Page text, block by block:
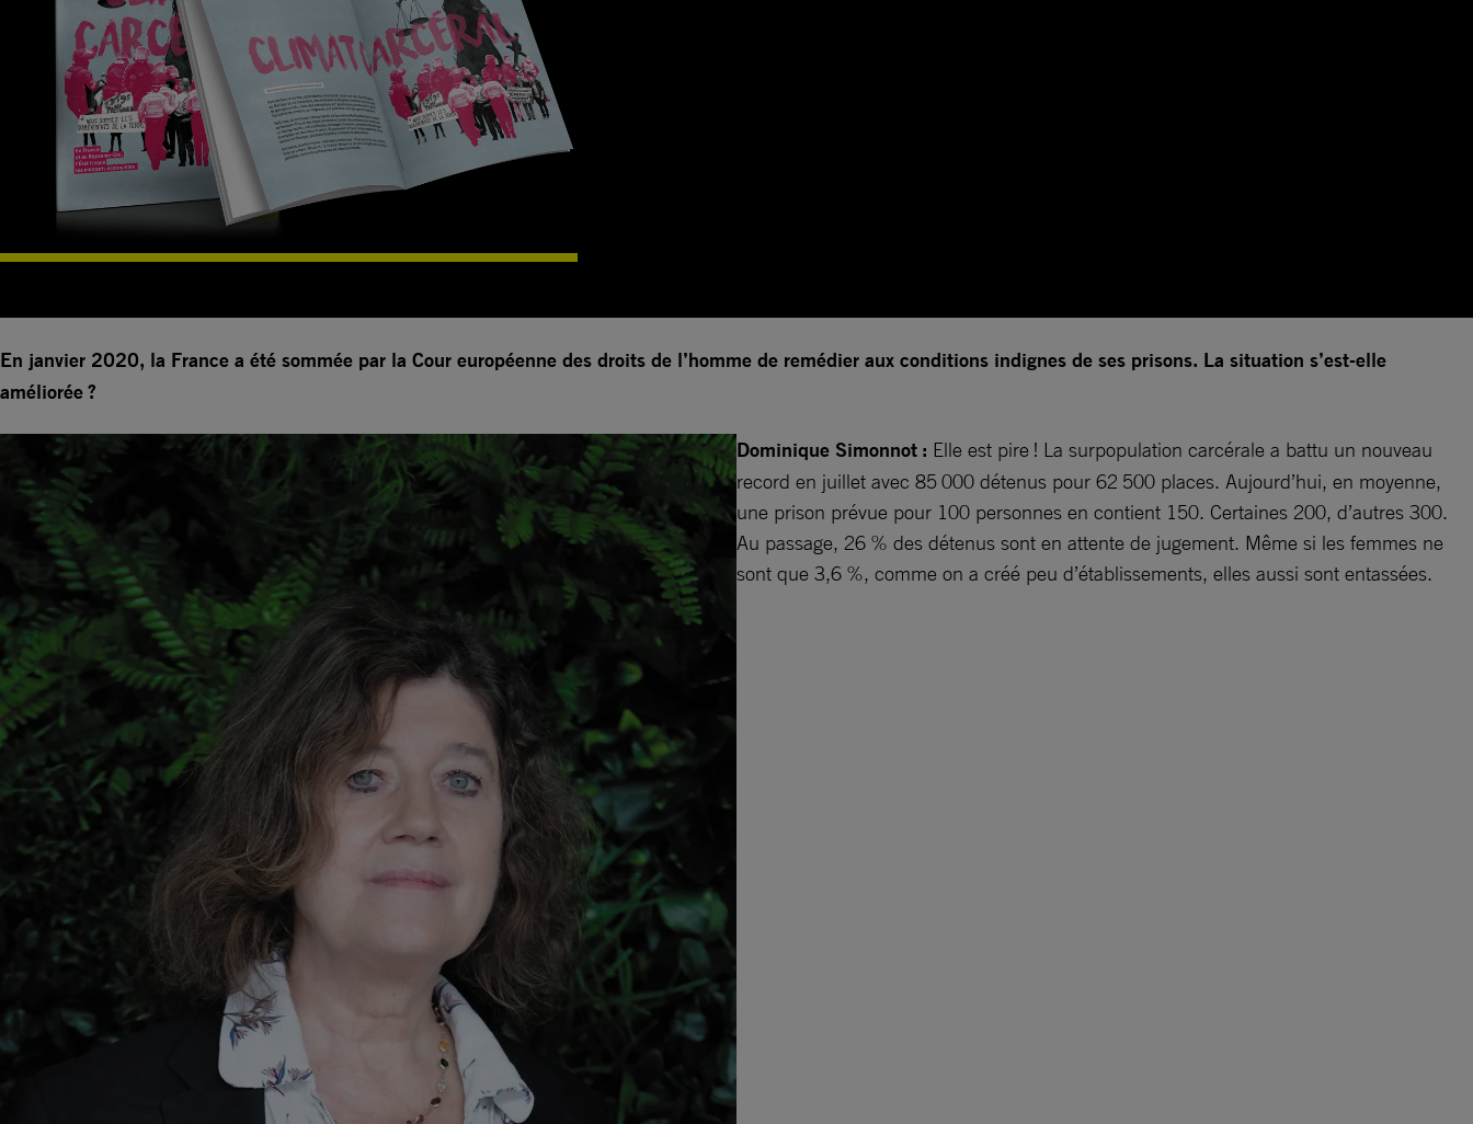
En janvier 2020, la France a été sommée par la Cour européenne des droits de l’homme de remédier aux conditions indignes de ses prisons. La situation s’est-elle
améliorée ?
Dominique Simonnot : Elle est pire ! La surpopulation carcérale a battu un nouveau
record en juillet avec 85 000 détenus pour 62 500 places. Aujourd’hui, en moyenne,
une prison prévue pour 100 personnes en contient 150. Certaines 200, d’autres 300.
Au passage, 26 % des détenus sont en attente de jugement. Même si les femmes ne
sont que 3,6 %, comme on a créé peu d’établissements, elles aussi sont entassées.